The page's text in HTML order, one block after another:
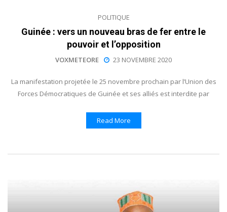
POLITIQUE
Guinée : vers un nouveau bras de fer entre le
pouvoir et l’opposition
VOXMETEORE 23 NOVEMBRE 2020
La manifestation projetée le 25 novembre prochain par l’Union des
Forces Démocratiques de Guinée et ses alliés est interdite par
Read More